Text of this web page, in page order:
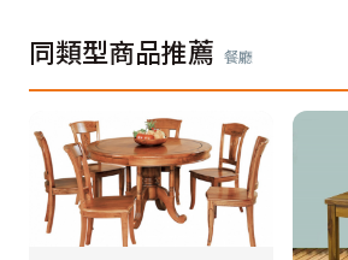
同類型商品推薦 餐廳